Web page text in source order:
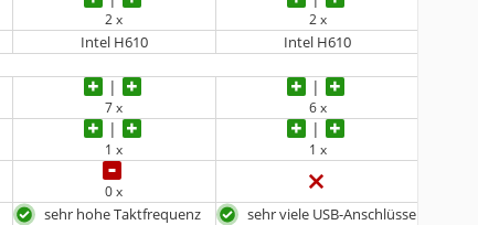
2 x 2 x
Intel H610
Intel H610
7 x 6 x
1 x 1 x
0 x
sehr hohe Taktfrequenz
sehr viele USB-Anschlüsse